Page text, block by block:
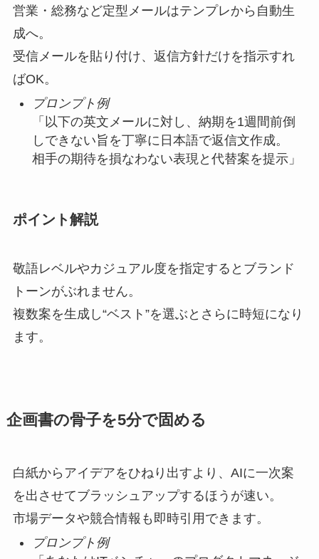
営業・総務など定型メールはテンプレから自動生
成へ。
受信メールを貼り付け、返信方針だけを指示すれ
ばOK。
プロンプト例
「以下の英文メールに対し、納期を1週間前倒
しできない旨を丁寧に日本語で返信文作成。
相手の期待を損なわない表現と代替案を提示」
ポイント解説
敬語レベルやカジュアル度を指定するとブランド
トーンがぶれません。
複数案を生成し“ベスト”を選ぶとさらに時短になり
ます。
企画書の骨子を5分で固める
白紙からアイデアをひねり出すより、AIに一次案
を出させてブラッシュアップするほうが速い。
市場データや競合情報も即時引用できます。
プロンプト例